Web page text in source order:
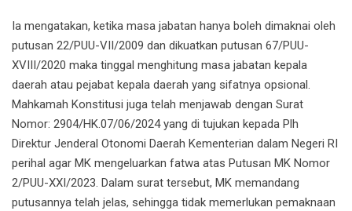
Ia mengatakan, ketika masa jabatan hanya boleh dimaknai oleh
putusan 22/PUU-VII/2009 dan dikuatkan putusan 67/PUU-
XVIII/2020 maka tinggal menghitung masa jabatan kepala
daerah atau pejabat kepala daerah yang sifatnya opsional.
Mahkamah Konstitusi juga telah menjawab dengan Surat
Nomor: 2904/HK.07/06/2024 yang di tujukan kepada Plh
Direktur Jenderal Otonomi Daerah Kementerian dalam Negeri RI
perihal agar MK mengeluarkan fatwa atas Putusan MK Nomor
2/PUU-XXI/2023. Dalam surat tersebut, MK memandang
putusannya telah jelas, sehingga tidak memerlukan pemaknaan